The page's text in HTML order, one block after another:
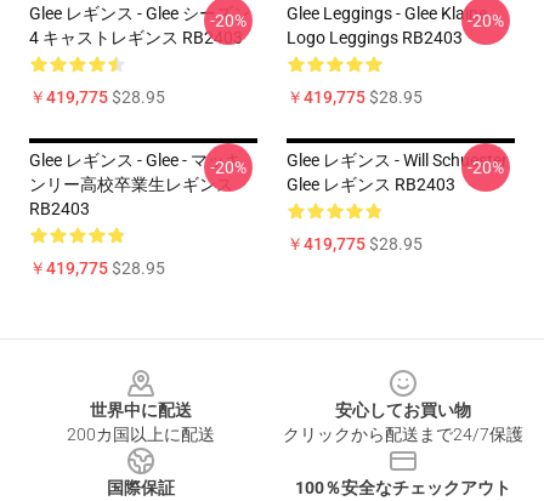
Glee レギンス - Glee シーズン
4 キャストレギンス RB2403
￥419,775$28.95
-20%
Glee Leggings - Glee Klaine
Logo Leggings RB2403
￥419,775$28.95
-20%
Glee レギンス - Glee - マッキ
ンリー高校卒業生レギンス
RB2403
￥419,775$28.95
-20%
Glee レギンス - Will Schuester
Glee レギンス RB2403
￥419,775$28.95
-20%
世界中に配送
200カ国以上に配送
安心してお買い物
クリックから配送まで24/7保護
国際保証
100％安全なチェックアウト